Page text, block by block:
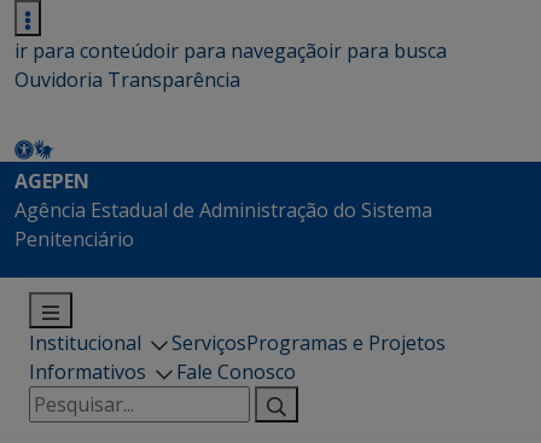
ir para conteúdoir para navegaçãoir para busca
Ouvidoria Transparência
AGEPEN
Agência Estadual de Administração do Sistema
Penitenciário
Institucional ServiçosProgramas e Projetos
Informativos
Fale Conosco
Pesquisar
por: